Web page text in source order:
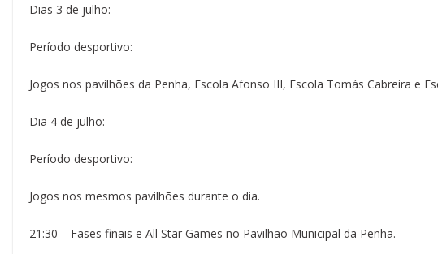
Dias 3 de julho:
Período desportivo:
Jogos nos pavilhões da Penha, Escola Afonso III, Escola Tomás Cabreira e
Dia 4 de julho:
Período desportivo:
Jogos nos mesmos pavilhões durante o dia.
21:30 – Fases finais e All Star Games no Pavilhão Municipal da Penha.